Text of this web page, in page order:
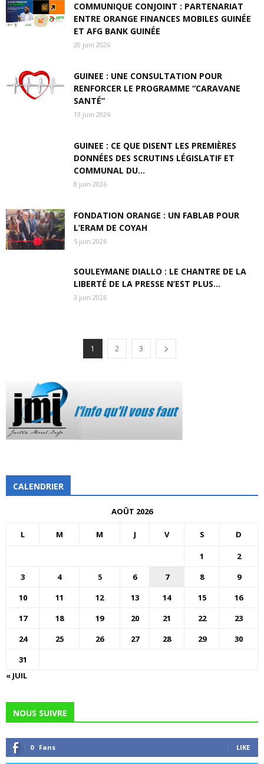
COMMUNIQUE CONJOINT : PARTENARIAT
ENTRE ORANGE FINANCES MOBILES GUINÉE
ET AFG BANK GUINÉE
20 juin 2026
GUINEE : UNE CONSULTATION POUR
RENFORCER LE PROGRAMME “CARAVANE
SANTÉ”
13 juin 2026
GUINEE : CE QUE DISENT LES PREMIÈRES
DONNÉES DES SCRUTINS LÉGISLATIF ET
COMMUNAL DU...
8 juin 2026
FONDATION ORANGE : UN FABLAB POUR
L’ERAM DE COYAH
5 juin 2026
SOULEYMANE DIALLO : LE CHANTRE DE LA
LIBERTÉ DE LA PRESSE N’EST PLUS…
3 juin 2026
1 2 3
CALENDRIER
AOÛT 2026
L M M J V S D
1
2
3
4 5 6 7 8
9
10
11 12 13 14 15
16
17
18 19 20 21 22
23
24
25 26 27 28 29
30
31
« JUIL
NOUS SUIVRE
0 Fans LIKE